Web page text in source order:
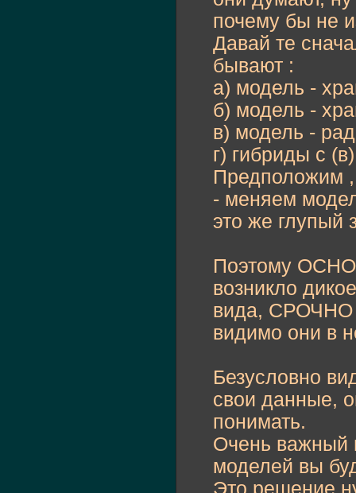
почему бы не
Давай те
бывают :
а) модель -
б) модель -
в) модель -
г) гибриды с (в)
Предположим
- меняем
это же глупый
Поэтому
возникло
вида, СРОЧНО
видимо они в
Безусловно
свои данные,
понимать.
Очень важный
моделей вы
Это решение